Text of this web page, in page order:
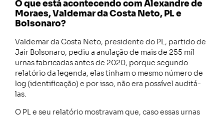
O que está acontecendo com Alexandre de
Moraes, Valdemar da Costa Neto, PL e
Bolsonaro?
Valdemar da Costa Neto, presidente do PL, partido de
Jair Bolsonaro, pediu a anulação de mais de 255 mil
urnas fabricadas antes de 2020, porque segundo
relatório da legenda, elas tinham o mesmo número de
log (identificação) e por isso, não era possível auditá-
las.
O PL e seu relatório mostravam que, caso essas urnas